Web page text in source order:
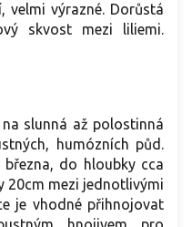
velmi výrazné. Dorůstá
skvost mezi liliemi.
na slunná až polostinná
humózních půd.
do hloubky cca
20cm mezi jednotlivými
je vhodné přihnojovat